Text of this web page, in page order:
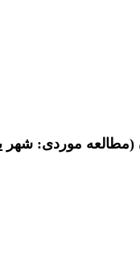
(مطالعه موردی: شهر